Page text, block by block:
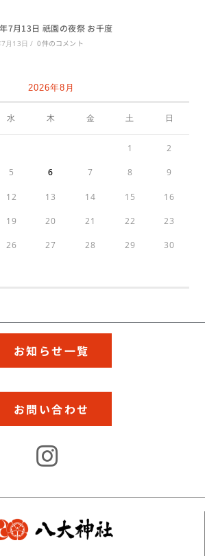
7月13日 祇園の夜祭 お千度
月13日 / 0件のコメント
2026年8月
水 木 金 土 日
1 2
5 6 7 8 9
12 13 14 15 16
19 20 21 22 23
26 27 28 29 30
お知らせ一覧
お問い合わせ